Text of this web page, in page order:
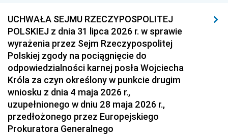
UCHWAŁA SEJMU RZECZYPOSPOLITEJ
POLSKIEJ z dnia 31 lipca 2026 r. w sprawie
wyrażenia przez Sejm Rzeczypospolitej
Polskiej zgody na pociągnięcie do
odpowiedzialności karnej posła Wojciecha
Króla za czyn określony w punkcie drugim
wniosku z dnia 4 maja 2026 r.,
uzupełnionego w dniu 28 maja 2026 r.,
przedłożonego przez Europejskiego
Prokuratora Generalnego